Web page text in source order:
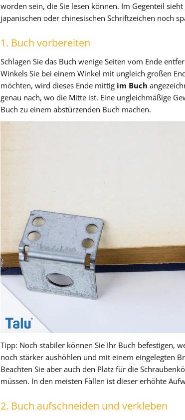
worden sein, die Sie lesen können. Im Gegenteil
japanischen oder chinesischen Schriftzeichen noch
1. Buch vorbereiten
Schlagen Sie das Buch wenige Seiten vom Ende
Winkels Sie bei einem Winkel mit ungleich großen
möchten, wird dieses Ende mittig im Buch
genau nach, wo die Mitte ist. Eine ungleichmäßige
Buch zu einem abstürzenden Buch machen.
Tipp: Noch stabiler können Sie Ihr Buch befestigen,
noch stärker aushöhlen und mit einem eingelegten
Beachten Sie aber auch den Platz für die
müssen. In den meisten Fällen ist dieser erhöhte
2. Buch aufschneiden und verkleben